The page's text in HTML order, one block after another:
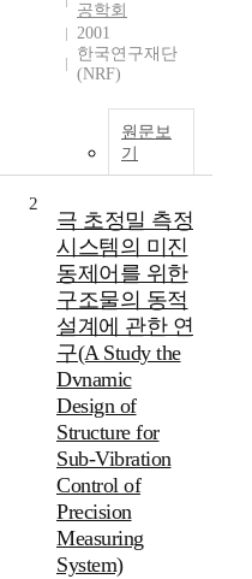
공학회
2001
한국연구재단
(NRF)
원문보
기
2
극 초정밀 측정
시스템의 미진
동제어를 위한
구조물의 동적
설계에 관한 연
구(A Study the
Dvnamic
Design of
Structure for
Sub-Vibration
Control of
Precision
Measuring
System)